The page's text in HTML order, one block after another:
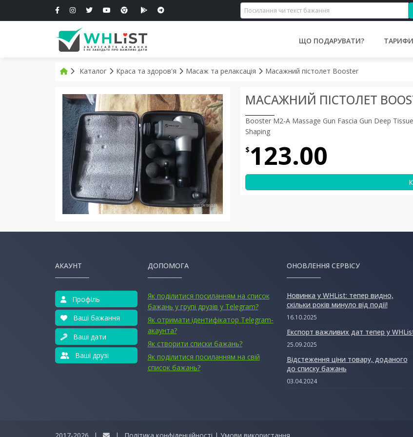
ЩО ПОДАРУВАТИ? ТАРИФИ
Каталог Краса та здоров'я Масаж та релаксація Масажний пістолет Booster
МАСАЖНИЙ ПІСТОЛЕТ
Booster M2-A Massage Gun Fascia Gun Deep
Shaping
$ 123.00
АКАУНТ
Профіль
Ваші бажання
Ваші дати
Ваші друзі
ДОПОМОГА
Як поділитися посиланням на список
бажань у групі друзів у Telegram?
Як отримати ідентифікатор Telegram-
акаунта?
Як створити списки бажань?
Як поділитися посиланням на свій
список бажань?
ОНОВЛЕННЯ СЕРВІСУ
Новинка у WHList: тепер видно,
скільки років минуло від події!
16.10.2025
Експорт важливих дат тепер у
25.09.2025
Відстеження ціни товару, доданого
до списку бажань
03.04.2024